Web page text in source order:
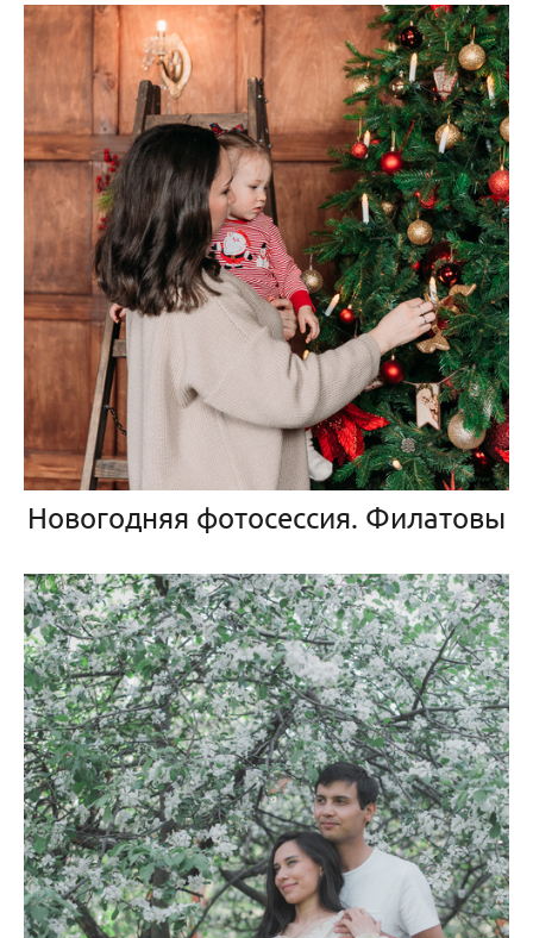
Новогодняя фотосессия. Филатовы